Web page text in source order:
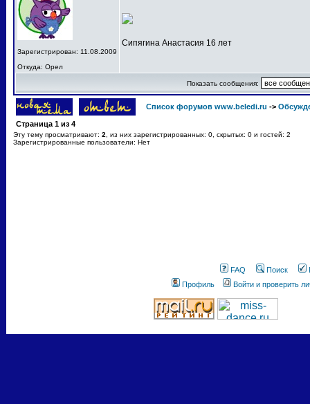
Зарегистрирован: 11.08.2009
Откуда: Орел
Сипягина Анастасия 16 лет
Показать сообщения:
Список форумов www.beledi.ru ->
Страница 1 из 4
Эту тему просматривают: 2 , из них зарегистрированных: 0, скрытых: 0 и гостей: 2
Зарегистрированные пользователи: Нет
FAQ Поиск
Профиль
Войти и проверить